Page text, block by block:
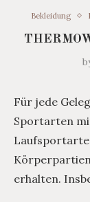
Bekleidung
Für jede
Sportarten
erhalten.